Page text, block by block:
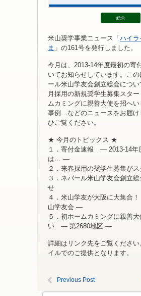
総合
米山奨学事業ニュース「 ハイラ
ま 」の161号を発行しました。
今月は、2013-14年度最初の寄
いてお知らせしています。こ
ール米山学友会創立総会につ
月採用の新規奨学生募集スタ
ムカミングに親善大使を招へ
事例…などのニュースをお届け
ひご覧ください。
★ 今月のトピックス ★
１．寄付金速報 ― 2013-14年
は… ―
２．来春採用の奨学生募集がス
３．ネパール米山学友会創立総
せ
４．米山学友が大阪に大集合
山学友会 ―
５．初ホームカミングに親善
い ― 第2680地区 ―
詳細はリンク先をご覧ください
イルでのご提供となります。
Previous Post